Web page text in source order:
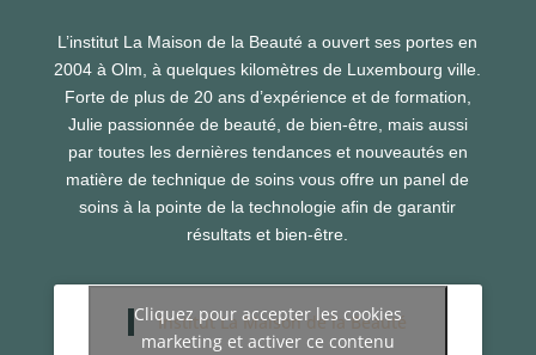
L’institut La Maison de la Beauté a ouvert ses portes en
2004 à Olm, à quelques kilomètres de Luxembourg ville.
Forte de plus de 20 ans d’expérience et de formation,
Julie passionnée de beauté, de bien-être, mais aussi
par toutes les dernières tendances et nouveautés en
matière de technique de soins vous offre un panel de
soins à la pointe de la technologie afin de garantir
résultats et bien-être.
Institut La Maison de la Beauté
Cliquez pour accepter les cookies
marketing et activer ce contenu